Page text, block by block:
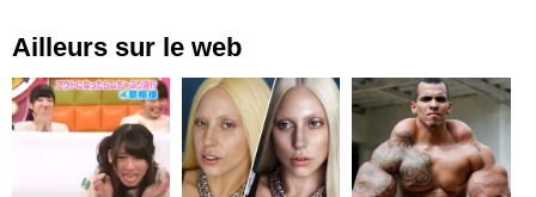
Ailleurs sur le web